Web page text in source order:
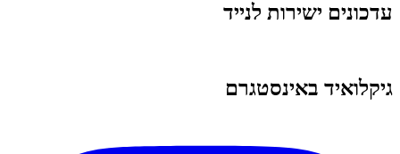
עדכונים ישירות לנייד
גיקלואיד באינסטגרם